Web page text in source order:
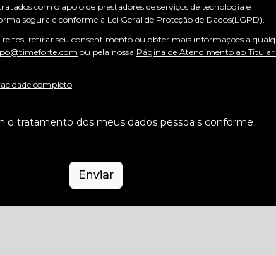
com o apoio de prestadores de serviços de tecnologia e
segura e conforme a Lei Geral de Proteção de Dados(LGPD).
retirar seu consentimento ou obter mais informações a
ou pela nossa Página de Atendimento ao Titular
completo
o tratamento dos meus dados pessoais conforme